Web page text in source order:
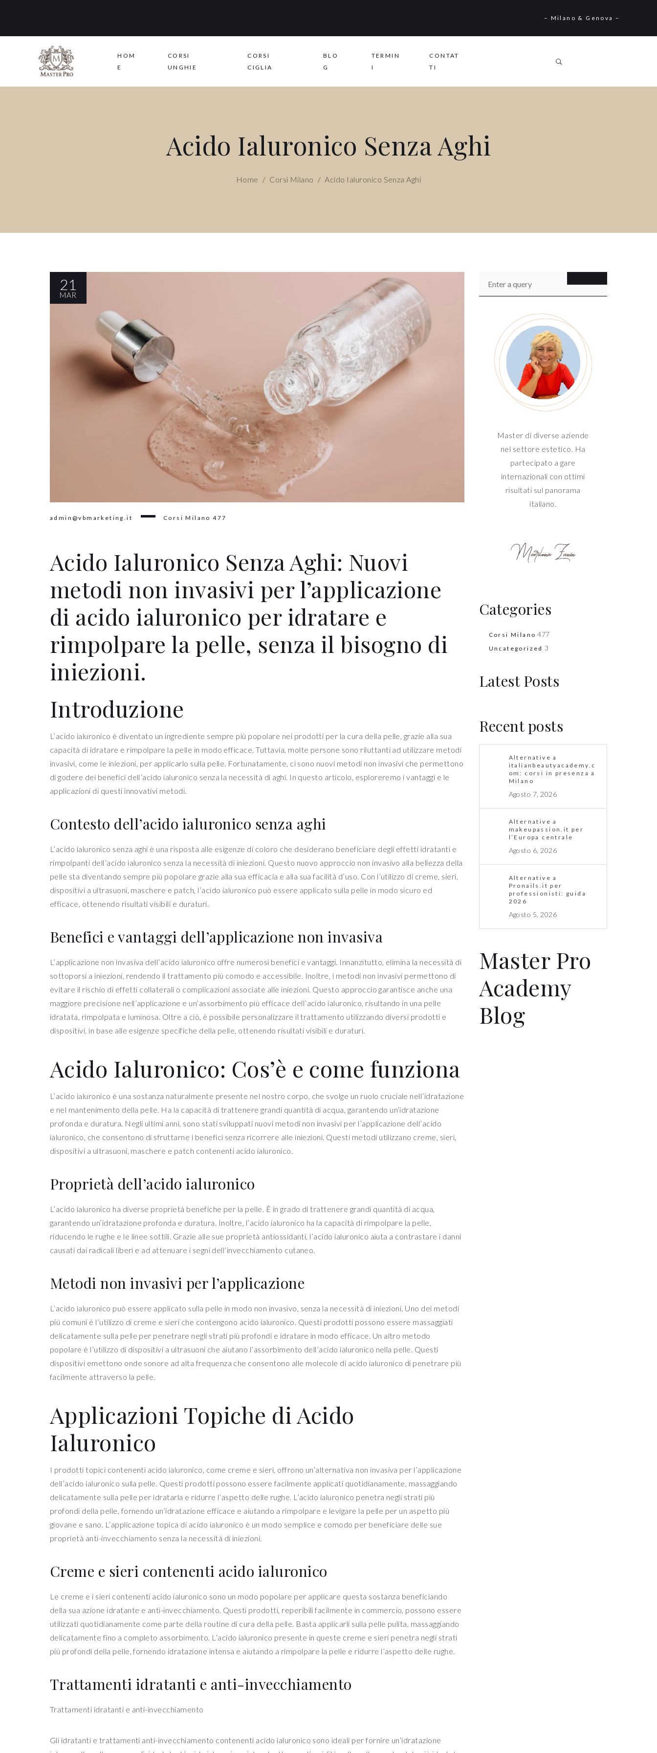
– Milano & Genova –
HOM
E
CORSI
UNGHIE
CORSI
CIGLIA
BLO
G
TERMIN
I
CONTAT
TI
Acido Ialuronico Senza Aghi
Home / Corsi Milano / Acido Ialuronico Senza Aghi
21
MAR
admin@vbmarketing.it Corsi Milano477
Acido Ialuronico Senza Aghi: Nuovi
metodi non invasivi per l’applicazione
di acido ialuronico per idratare e
rimpolpare la pelle, senza il bisogno di
iniezioni.
Introduzione
L’acido ialuronico è diventato un ingrediente sempre più popolare nei prodotti per la cura della pelle, grazie alla sua
capacità di idratare e rimpolpare la pelle in modo efficace. Tuttavia, molte persone sono riluttanti ad utilizzare metodi
invasivi, come le iniezioni, per applicarlo sulla pelle. Fortunatamente, ci sono nuovi metodi non invasivi che permettono
di godere dei benefici dell’acido ialuronico senza la necessità di aghi. In questo articolo, esploreremo i vantaggi e le
applicazioni di questi innovativi metodi.
Contesto dell’acido ialuronico senza aghi
L’acido ialuronico senza aghi è una risposta alle esigenze di coloro che desiderano beneficiare degli effetti idratanti e
rimpolpanti dell’acido ialuronico senza la necessità di iniezioni. Questo nuovo approccio non invasivo alla bellezza della
pelle sta diventando sempre più popolare grazie alla sua efficacia e alla sua facilità d’uso. Con l’utilizzo di creme, sieri,
dispositivi a ultrasuoni, maschere e patch, l’acido ialuronico può essere applicato sulla pelle in modo sicuro ed
efficace, ottenendo risultati visibili e duraturi.
Benefici e vantaggi dell’applicazione non invasiva
L’applicazione non invasiva dell’acido ialuronico offre numerosi benefici e vantaggi. Innanzitutto, elimina la necessità di
sottoporsi a iniezioni, rendendo il trattamento più comodo e accessibile. Inoltre, i metodi non invasivi permettono di
evitare il rischio di effetti collaterali o complicazioni associate alle iniezioni. Questo approccio garantisce anche una
maggiore precisione nell’applicazione e un’assorbimento più efficace dell’acido ialuronico, risultando in una pelle
idratata, rimpolpata e luminosa. Oltre a ciò, è possibile personalizzare il trattamento utilizzando diversi prodotti e
dispositivi, in base alle esigenze specifiche della pelle, ottenendo risultati visibili e duraturi.
Acido Ialuronico: Cos’è e come funziona
L’acido ialuronico è una sostanza naturalmente presente nel nostro corpo, che svolge un ruolo cruciale nell’idratazione
e nel mantenimento della pelle. Ha la capacità di trattenere grandi quantità di acqua, garantendo un’idratazione
profonda e duratura. Negli ultimi anni, sono stati sviluppati nuovi metodi non invasivi per l’applicazione dell’acido
ialuronico, che consentono di sfruttarne i benefici senza ricorrere alle iniezioni. Questi metodi utilizzano creme, sieri,
dispositivi a ultrasuoni, maschere e patch contenenti acido ialuronico.
Proprietà dell’acido ialuronico
L’acido ialuronico ha diverse proprietà benefiche per la pelle. È in grado di trattenere grandi quantità di acqua,
garantendo un’idratazione profonda e duratura. Inoltre, l’acido ialuronico ha la capacità di rimpolpare la pelle,
riducendo le rughe e le linee sottili. Grazie alle sue proprietà antiossidanti, l’acido ialuronico aiuta a contrastare i danni
causati dai radicali liberi e ad attenuare i segni dell’invecchiamento cutaneo.
Metodi non invasivi per l’applicazione
L’acido ialuronico può essere applicato sulla pelle in modo non invasivo, senza la necessità di iniezioni. Uno dei metodi
più comuni è l’utilizzo di creme e sieri che contengono acido ialuronico. Questi prodotti possono essere massaggiati
delicatamente sulla pelle per penetrare negli strati più profondi e idratare in modo efficace. Un altro metodo
popolare è l’utilizzo di dispositivi a ultrasuoni che aiutano l’assorbimento dell’acido ialuronico nella pelle. Questi
dispositivi emettono onde sonore ad alta frequenza che consentono alle molecole di acido ialuronico di penetrare più
facilmente attraverso la pelle.
Applicazioni Topiche di Acido
Ialuronico
I prodotti topici contenenti acido ialuronico, come creme e sieri, offrono un’alternativa non invasiva per l’applicazione
dell’acido ialuronico sulla pelle. Questi prodotti possono essere facilmente applicati quotidianamente, massaggiando
delicatamente sulla pelle per idratarla e ridurre l’aspetto delle rughe. L’acido ialuronico penetra negli strati più
profondi della pelle, fornendo un’idratazione efficace e aiutando a rimpolpare e levigare la pelle per un aspetto più
giovane e sano. L’applicazione topica di acido ialuronico è un modo semplice e comodo per beneficiare delle sue
proprietà anti-invecchiamento senza la necessità di iniezioni.
Creme e sieri contenenti acido ialuronico
Le creme e i sieri contenenti acido ialuronico sono un modo popolare per applicare questa sostanza beneficiando
della sua azione idratante e anti-invecchiamento. Questi prodotti, reperibili facilmente in commercio, possono essere
utilizzati quotidianamente come parte della routine di cura della pelle. Basta applicarli sulla pelle pulita, massaggiando
delicatamente fino a completo assorbimento. L’acido ialuronico presente in queste creme e sieri penetra negli strati
più profondi della pelle, fornendo idratazione intensa e aiutando a rimpolpare la pelle e ridurre l’aspetto delle rughe.
Trattamenti idratanti e anti-invecchiamento
Trattamenti idratanti e anti-invecchiamento
Gli idratanti e trattamenti anti-invecchiamento contenenti acido ialuronico sono ideali per fornire un’idratazione
Master di diverse aziende
nel settore estetico. Ha
partecipato a gare
internazionali con ottimi
risultati sul panorama
italiano.
Categories
Corsi Milano 477
Uncategorized 3
Latest Posts
Recent posts
Alternative a
italianbeautyacademy.c
om: corsi in presenza a
Milano
Agosto 7, 2026
Alternative a
makeupassion.it per
l’Europa centrale
Agosto 6, 2026
Alternative a
Pronails.it per
professionisti: guida
2026
Agosto 5, 2026
Master Pro
Academy
Blog